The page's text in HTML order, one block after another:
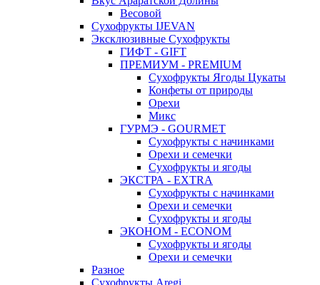
Весовой
Сухофрукты IJEVAN
Эксклюзивные Сухофрукты
ГИФТ - GIFT
ПРЕМИУМ - PREMIUM
Сухофрукты Ягоды Цукаты
Конфеты от природы
Орехи
Микс
ГУРМЭ - GOURMET
Сухофрукты с начинками
Орехи и семечки
Сухофрукты и ягоды
ЭКСТРА - EXTRA
Сухофрукты с начинками
Орехи и семечки
Сухофрукты и ягоды
ЭКОНОМ - ECONOM
Сухофрукты и ягоды
Орехи и семечки
Разное
Сухофрукты Aregi